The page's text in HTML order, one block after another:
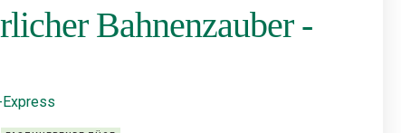
Bahnenzauber -
Express